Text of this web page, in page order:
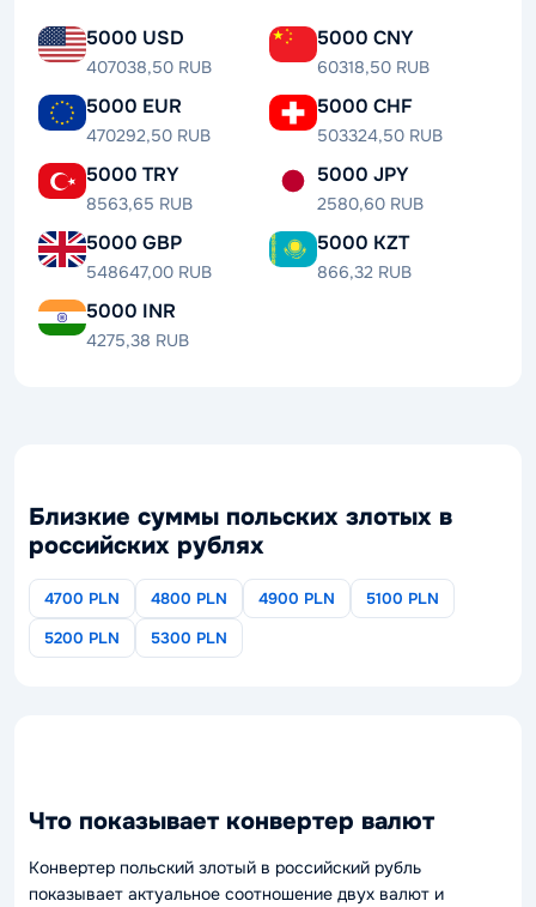
5000 USD
407038,50 RUB
5000 CNY
60318,50 RUB
5000 EUR
470292,50 RUB
5000 CHF
503324,50 RUB
5000 TRY
8563,65 RUB
5000 JPY
2580,60 RUB
5000 GBP
548647,00 RUB
5000 KZT
866,32 RUB
5000 INR
4275,38 RUB
Близкие суммы польских злотых в
российских рублях
4700 PLN 4800 PLN 4900 PLN
5100 PLN
5200 PLN
5300 PLN
Что показывает конвертер валют
Конвертер польский злотый в российский рубль
показывает актуальное соотношение двух валют и